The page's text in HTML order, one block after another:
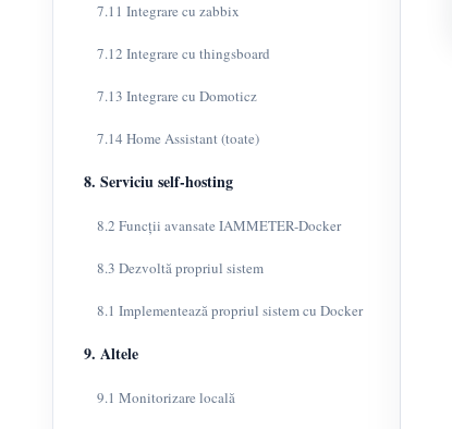
7.11 Integrare cu zabbix
7.12 Integrare cu thingsboard
7.13 Integrare cu Domoticz
7.14 Home Assistant (toate)
8. Serviciu self-hosting
8.2 Funcții avansate IAMMETER-Docker
8.3 Dezvoltă propriul sistem
8.1 Implementează propriul sistem cu Docker
9. Altele
9.1 Monitorizare locală